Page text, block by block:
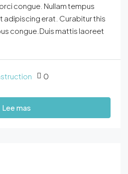
congue. Nullam tempus
adipiscing erat. Curabitur this
congue.Duis mattis laoreet
0
Lee mas